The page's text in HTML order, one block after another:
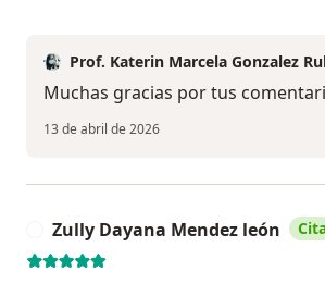
Prof. Katerin Marcela Gonzalez
Muchas gracias por tus
13 de abril de 2026
Zully Dayana Mendez león